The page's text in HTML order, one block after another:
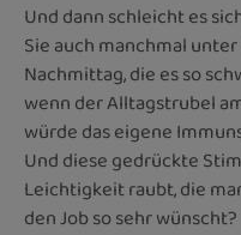
Und dann schleicht es
Sie auch manchmal
Nachmittag, die es so
wenn der Alltagstrubel
würde das eigene
Und diese gedrückte
Leichtigkeit raubt, die
den Job so sehr wünscht?